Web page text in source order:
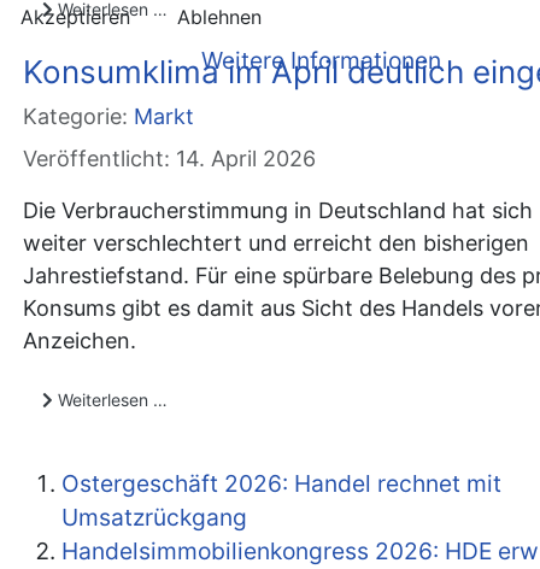
Weiterlesen …
Konsumklima im April deutlich
Kategorie: Markt
Veröffentlicht: 14. April 2026
Die Verbraucherstimmung in Deutschland hat sich
weiter verschlechtert und erreicht den bisherigen
Jahrestiefstand. Für eine spürbare Belebung des
Konsums gibt es damit aus Sicht des Handels
Anzeichen.
Weiterlesen …
Ostergeschäft 2026: Handel rechnet mit
Umsatzrückgang
Handelsimmobilienkongress 2026: HDE
Akzeptieren Ablehnen
Weitere Informationen